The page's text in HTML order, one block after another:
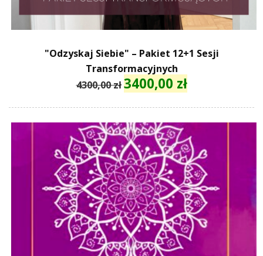
"Odzyskaj Siebie" – Pakiet 12+1 Sesji
Transformacyjnych
4300,00zł Pierwotna
4300,00 zł.
3400,00 złAktualna